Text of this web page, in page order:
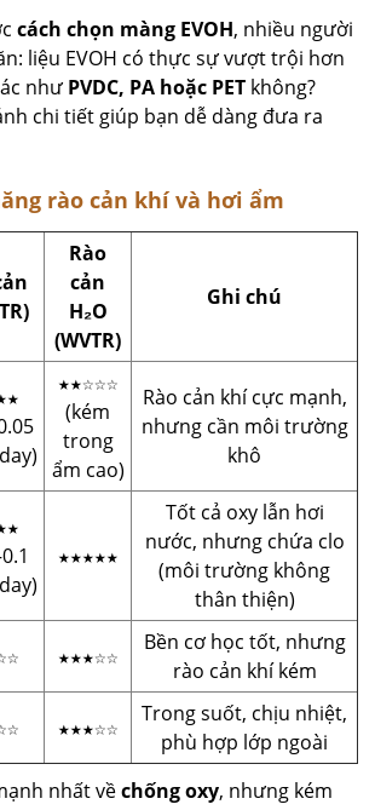
cách chọn màng EVOH, nhiều người
liệu EVOH có thực sự vượt trội hơn
như PVDC, PA hoặc PET không?
chi tiết giúp bạn dễ dàng đưa ra
rào cản khí và hơi ẩm
Rào
cản
H₂O
(WVTR)
Ghi chú
★★☆☆☆
(kém
trong
ẩm cao)
Rào cản khí cực mạnh,
nhưng cần môi trường
khô
★★★★★
Tốt cả oxy lẫn hơi
nước, nhưng chứa clo
(môi trường không
thân thiện)
★★★☆☆
Bền cơ học tốt, nhưng
rào cản khí kém
★★★☆☆
Trong suốt, chịu nhiệt,
phù hợp lớp ngoài
nhất vềchống oxy, nhưng kém